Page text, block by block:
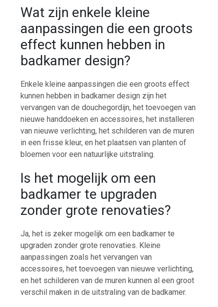
Wat zijn enkele kleine
aanpassingen die een groots
effect kunnen hebben in
badkamer design?
Enkele kleine aanpassingen die een groots effect
kunnen hebben in badkamer design zijn het
vervangen van de douchegordijn, het toevoegen van
nieuwe handdoeken en accessoires, het installeren
van nieuwe verlichting, het schilderen van de muren
in een frisse kleur, en het plaatsen van planten of
bloemen voor een natuurlijke uitstraling.
Is het mogelijk om een
badkamer te upgraden
zonder grote renovaties?
Ja, het is zeker mogelijk om een badkamer te
upgraden zonder grote renovaties. Kleine
aanpassingen zoals het vervangen van
accessoires, het toevoegen van nieuwe verlichting,
en het schilderen van de muren kunnen al een groot
verschil maken in de uitstraling van de badkamer.